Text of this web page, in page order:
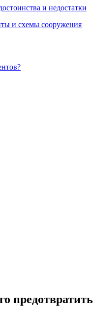
и недостатки
и схемы сооружения
предотвратить